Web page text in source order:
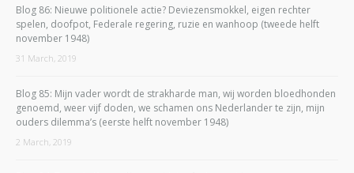
Blog 86: Nieuwe politionele actie? Deviezensmokkel, eigen rechter
spelen, doofpot, Federale regering, ruzie en wanhoop (tweede helft
november 1948)
31 March, 2019
Blog 85: Mijn vader wordt de strakharde man, wij worden bloedhonden
genoemd, weer vijf doden, we schamen ons Nederlander te zijn, mijn
ouders dilemma’s (eerste helft november 1948)
2 March, 2019